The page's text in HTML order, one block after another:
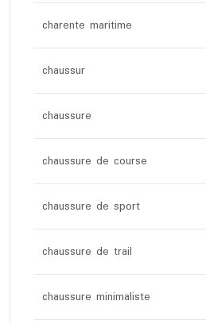
charente maritime
chaussur
chaussure
chaussure de course
chaussure de sport
chaussure de trail
chaussure minimaliste